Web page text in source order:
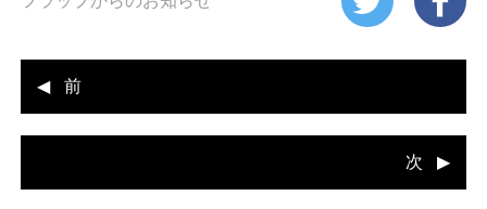
前
次